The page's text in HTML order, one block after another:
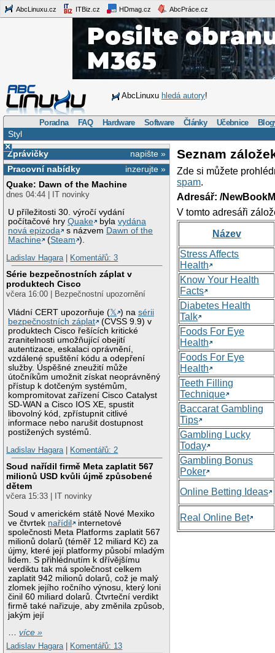
AbcLinuxu.cz ITBiz.cz HDmag.cz AbcPráce.cz
AbcLinuxu hledá autory!
Poradna FAQ Hardware Software Články Učebnice
Styl
×
napište »
Zprávičky
inzerujte »
Pracovní nabídky
Quake: Dawn of the Machine
dnes 04:44 | IT novinky
U příležitosti 30. výročí vydání
počítačové hryQuake bylavydána
nová epizoda
s názvem Dawn of the
Machine
(Steam ).
Ladislav Hagara| Komentářů: 3
Série bezpečnostních záplat v
produktech Cisco
včera 16:00 | Bezpečnostní upozornění
Vládní CERT upozorňuje (𝕏 ) nasérii
bezpečnostních záplat
(CVSS 9.9) v
produktech Cisco řešících kritické
zranitelnosti umožňující obejití
autentizace, eskalaci oprávnění,
vzdálené spuštění kódu a odepření
služby. Úspěšné zneužití může
útočníkům umožnit získat neoprávněný
přístup k dotčeným systémům,
kompromitovat zařízení Cisco Catalyst
SD-WAN a Cisco IOS XE, spustit
libovolný kód, zpřístupnit citlivé
informace nebo narušit dostupnost
postižených systémů.
Ladislav Hagara| Komentářů: 2
Soud nařídil firmě Meta zaplatit 567
milionů USD kvůli újmě způsobené
dětem
včera 15:33 | IT novinky
Soud v americkém státě Nové Mexiko
ve čtvrtek nařídil
internetové
společnosti Meta Platforms zaplatit 567
milionů dolarů (téměř 12 miliard Kč) za
újmy, které její platformy působí mladým
lidem. S přihlédnutím k dřívějšímu
verdiktu tak má společnost celkem
zaplatit 942 milionů dolarů, což je malý
zlomek jejího ročního výnosu, který loni
činil 60 miliard dolarů. Čtvrteční verdikt
firmě také nařizuje, aby změnila způsob,
jakým její
…více »
Ladislav Hagara
Komentářů: 13
Seznam
Zde si můžete
spam.
Adresář: /
V tomto adresáři
Název
Stress Affects
Health
Know Your Health
Facts
Diabetes Health
Talk
Foods For Eye
Health
Foods For Eye
Health
Teeth Filling
Technique
Baccarat Gambling
Tips
Gambling Lucky
Today
Gambling Bonus
Poker
Online Betting Ideas
Real Online Bet